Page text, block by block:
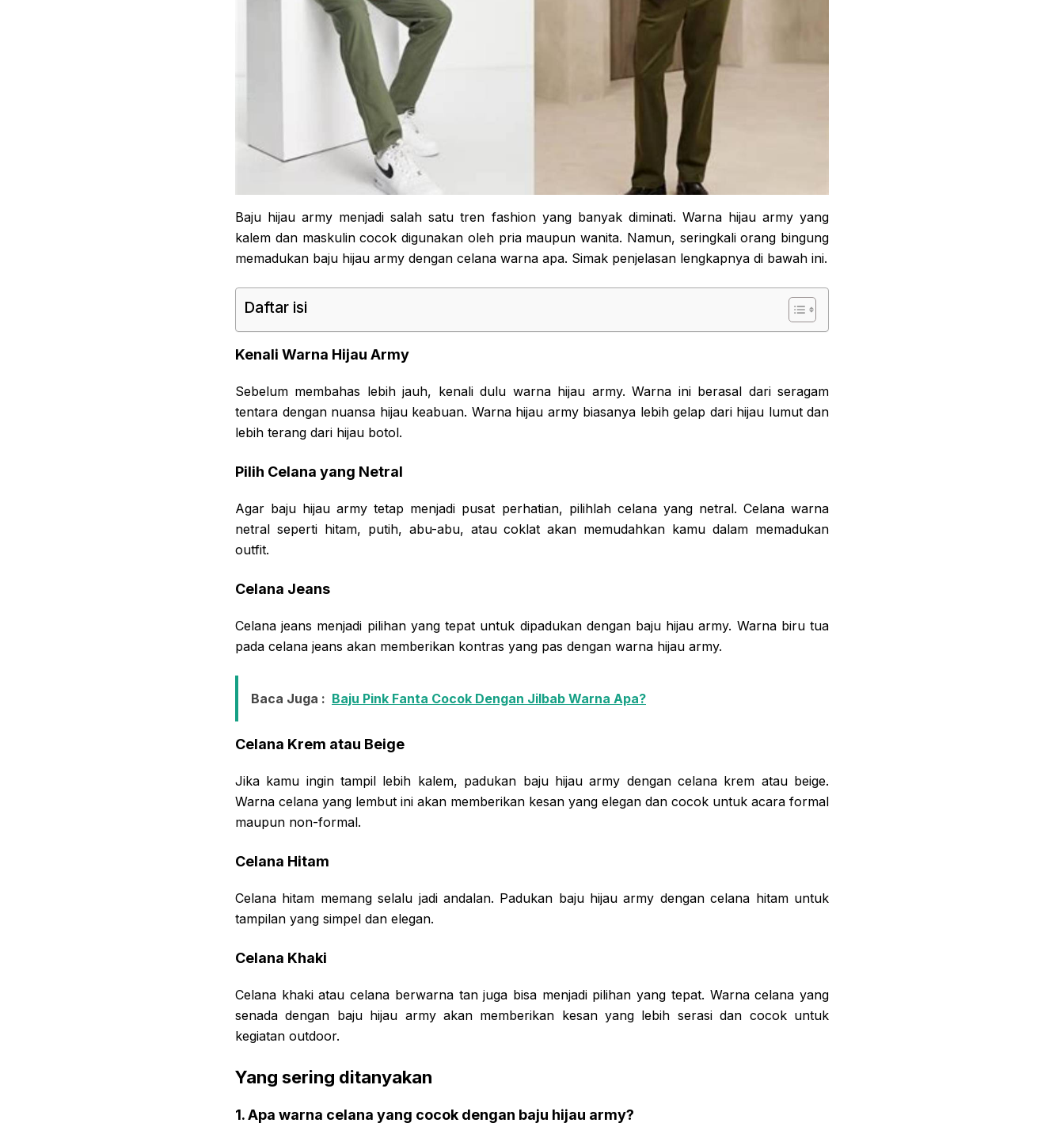
Baju hijau army menjadi salah satu tren fashion yang banyak diminati. Warna hijau army yang
kalem dan maskulin cocok digunakan oleh pria maupun wanita. Namun, seringkali orang bingung
memadukan baju hijau army dengan celana warna apa. Simak penjelasan lengkapnya di bawah ini.
Daftar isi
Kenali Warna Hijau Army
Sebelum membahas lebih jauh, kenali dulu warna hijau army. Warna ini berasal dari seragam
tentara dengan nuansa hijau keabuan. Warna hijau army biasanya lebih gelap dari hijau lumut dan
lebih terang dari hijau botol.
Pilih Celana yang Netral
Agar baju hijau army tetap menjadi pusat perhatian, pilihlah celana yang netral. Celana warna
netral seperti hitam, putih, abu-abu, atau coklat akan memudahkan kamu dalam memadukan
outfit.
Celana Jeans
Celana jeans menjadi pilihan yang tepat untuk dipadukan dengan baju hijau army. Warna biru tua
pada celana jeans akan memberikan kontras yang pas dengan warna hijau army.
Baca Juga : Baju Pink Fanta Cocok Dengan Jilbab Warna Apa?
Celana Krem atau Beige
Jika kamu ingin tampil lebih kalem, padukan baju hijau army dengan celana krem atau beige.
Warna celana yang lembut ini akan memberikan kesan yang elegan dan cocok untuk acara formal
maupun non-formal.
Celana Hitam
Celana hitam memang selalu jadi andalan. Padukan baju hijau army dengan celana hitam untuk
tampilan yang simpel dan elegan.
Celana Khaki
Celana khaki atau celana berwarna tan juga bisa menjadi pilihan yang tepat. Warna celana yang
senada dengan baju hijau army akan memberikan kesan yang lebih serasi dan cocok untuk
kegiatan outdoor.
Yang sering ditanyakan
1. Apa warna celana yang cocok dengan baju hijau army?